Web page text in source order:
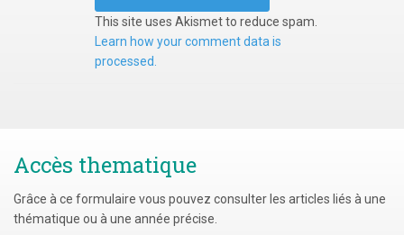
This site uses Akismet to reduce spam.
Learn how your comment data is
processed.
Accès thematique
Grâce à ce formulaire vous pouvez consulter les articles liés à une
thématique ou à une année précise.